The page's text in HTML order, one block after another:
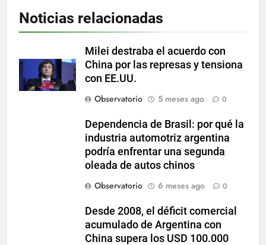
Noticias relacionadas
Milei destraba el acuerdo con
China por las represas y tensiona
con EE.UU.
Observatorio
5 meses ago 0
Dependencia de Brasil: por qué la
industria automotriz argentina
podría enfrentar una segunda
oleada de autos chinos
Observatorio
6 meses ago 0
Desde 2008, el déficit comercial
acumulado de Argentina con
China supera los USD 100.000